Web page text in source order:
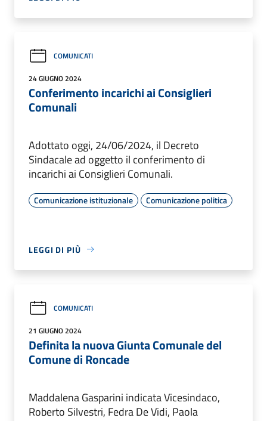
COMUNICATI
24 GIUGNO 2024
Conferimento incarichi ai Consiglieri
Comunali
Adottato oggi, 24/06/2024, il Decreto
Sindacale ad oggetto il conferimento di
incarichi ai Consiglieri Comunali.
Comunicazione istituzionale Comunicazione politica
LEGGI DI PIÙ
COMUNICATI
21 GIUGNO 2024
Definita la nuova Giunta Comunale del
Comune di Roncade
Maddalena Gasparini indicata Vicesindaco,
Roberto Silvestri, Fedra De Vidi, Paola